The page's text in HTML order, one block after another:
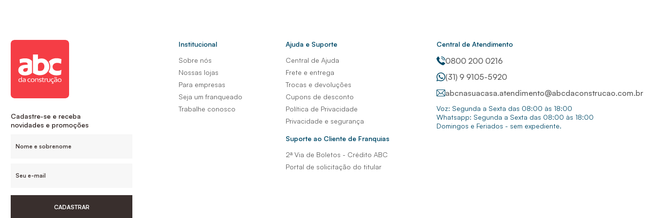
Cadastre-se e receba
novidades e promoções
CADASTRAR
Institucional
Sobre nós
Nossas lojas
Para empresas
Seja um franqueado
Trabalhe conosco
Ajuda e Suporte
Central de Ajuda
Frete e entrega
Trocas e devoluções
Cupons de desconto
Política de Privacidade
Privacidade e segurança
Suporte ao Cliente de Franquias
2ª Via de Boletos - Crédito ABC
Portal de solicitação do titular
Central de Atendimento
0800 200 0216
(31) 9 9105-5920
abcnasuacasa.atendimento@abcdaconstrucao.com.br
Voz: Segunda a Sexta das 08:00 às 18:00
Whatsapp: Segunda a Sexta das 08:00 às 18:00
Domingos e Feriados - sem expediente.